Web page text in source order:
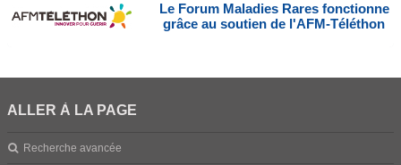
Le Forum Maladies Rares fonctionne
grâce au soutien de l'AFM-Téléthon
ALLER À LA PAGE
Recherche avancée